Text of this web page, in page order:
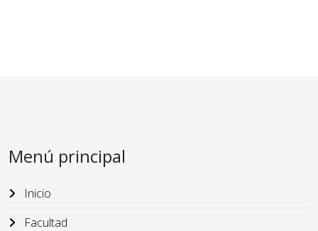
Menú principal
Inicio
Facultad